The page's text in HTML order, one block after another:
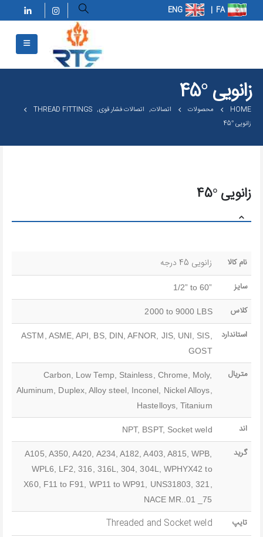
زانویی °45
HOME محصولات اتصالات, اتصالات فشار قوی,
THREAD FITTINGS
زانویی °45
زانویی °45
نام کالا زانویی 45 درجه
سایز 1/2” to 60”
کلاس 2000 to 9000 LBS
استاندارد
ASTM, ASME, API, BS, DIN, AFNOR, JIS, UNI, SIS,
GOST
متریال
Carbon, Low Temp, Stainless, Chrome, Moly,
Aluminum, Duplex, Alloy steel, Inconel, Nickel Alloys,
Hastelloys, Titanium
اند NPT, BSPT, Socket weld
گرید
A105, A350, A420, A234, A182, A403, A815, WPB,
WPL6, LF2, 316, 316L, 304, 304L, WPHYX42 to
X60, F11 to F91, WP11 to WP91, UNS31803, 321,
NACE MR..01 _75
تایپ Threaded and Socket weld